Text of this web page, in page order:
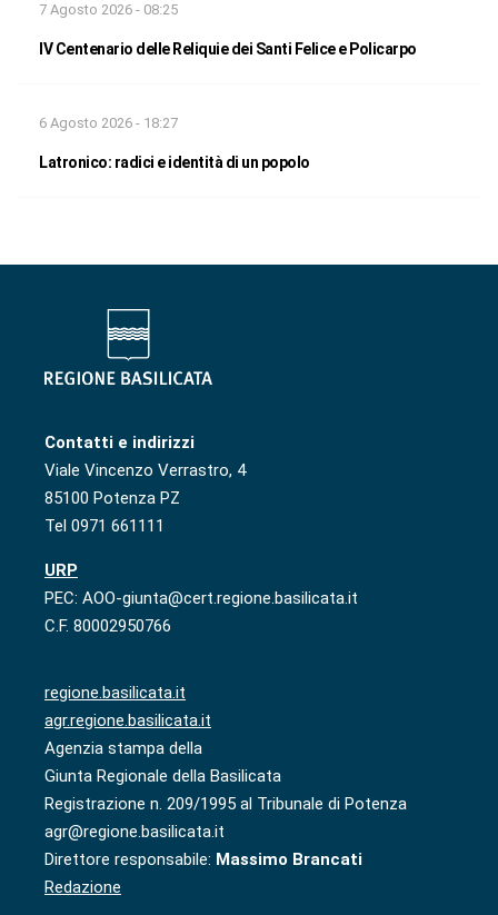
7 Agosto 2026 - 08:25
IV Centenario delle Reliquie dei Santi Felice e Policarpo
6 Agosto 2026 - 18:27
Latronico: radici e identità di un popolo
Contatti e indirizzi
Viale Vincenzo Verrastro, 4
85100 Potenza PZ
Tel 0971 661111
URP
PEC: AOO-giunta@cert.regione.basilicata.it
C.F. 80002950766
regione.basilicata.it
agr.regione.basilicata.it
Agenzia stampa della
Giunta Regionale della Basilicata
Registrazione n. 209/1995 al Tribunale di Potenza
agr@regione.basilicata.it
Direttore responsabile: Massimo Brancati
Redazione